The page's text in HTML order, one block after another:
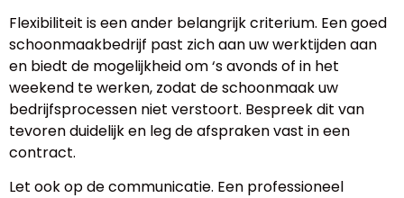
Flexibiliteit is een ander belangrijk criterium. Een goed
schoonmaakbedrijf past zich aan uw werktijden aan
en biedt de mogelijkheid om ‘s avonds of in het
weekend te werken, zodat de schoonmaak uw
bedrijfsprocessen niet verstoort. Bespreek dit van
tevoren duidelijk en leg de afspraken vast in een
contract.
Let ook op de communicatie. Een professioneel